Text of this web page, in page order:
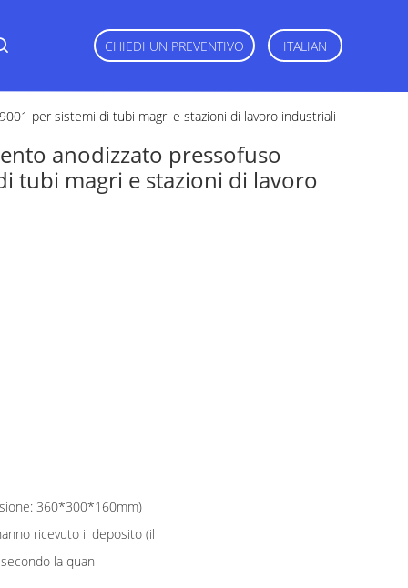
CHIEDI UN PREVENTIVO ITALIAN
per sistemi di tubi magri e stazioni di lavoro industriali
anodizzato pressofuso
tubi magri e stazioni di lavoro
360*300*160mm)
ricevuto il deposito (il
la quan